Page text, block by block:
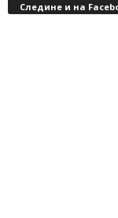
Следине и на